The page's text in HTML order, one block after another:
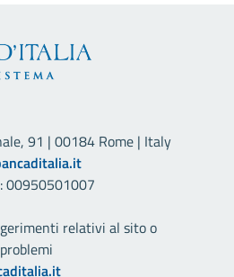
91 | 00184 Rome | Italy
00950501007
relativi al sito o